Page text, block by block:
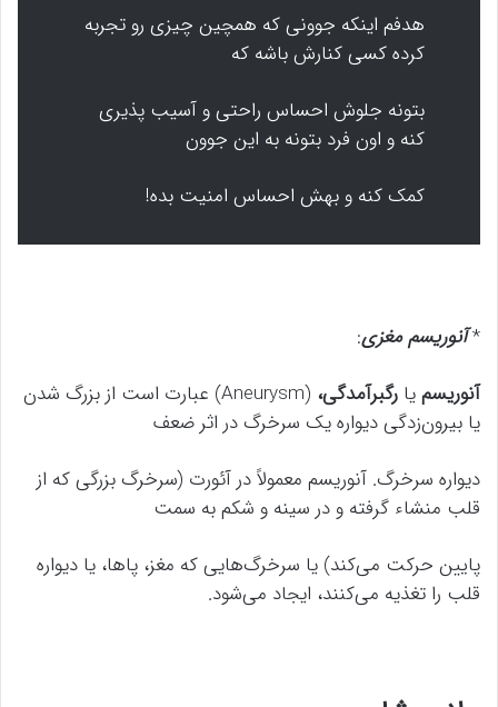
هدفم اینکه جوونی که همچین چیزی رو تجربه
کرده کسی کنارش باشه که
بتونه جلوش احساس راحتی و آسیب پذیری
کنه و اون فرد بتونه به این جوون
کمک کنه و بهش احساس امنیت بده!
*آنوریسم مغزی:
آنوریسمیا رگ‏برآمدگی، (
Aneurysm) عبارت است از بزرگ شدن
یا بیرون‌زدگی دیواره یک سرخرگ در اثر ضعف
دیواره سرخرگ. آنوریسم معمولاً در آئورت (سرخرگ بزرگی که از
قلب منشاء گرفته و در سینه و شکم به سمت
پایین حرکت می‌کند) یا سرخرگ‌هایی که مغز، پاها، یا دیواره
قلب را تغذیه می‌کنند، ایجاد می‌شود.